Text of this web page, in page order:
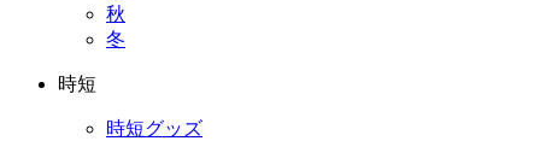
秋
冬
時短
時短グッズ